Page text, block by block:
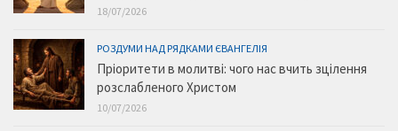
18/07/2026
РОЗДУМИ НАД РЯДКАМИ ЄВАНГЕЛІЯ
Пріоритети в молитві: чого нас вчить зцілення
розслабленого Христом
10/07/2026